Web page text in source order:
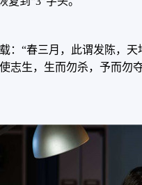
：“春三月，此谓发陈，
志生，生而勿杀，予而勿